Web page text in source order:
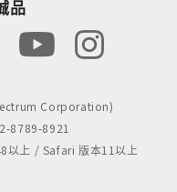
品
Corporation)
8789-8921
以上 / Safari 版本11以上